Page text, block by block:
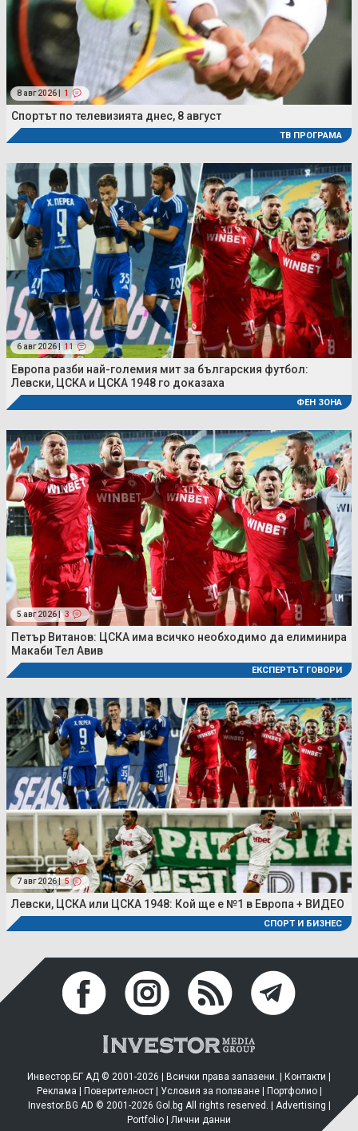
8 авг 2026 | 1
Спортът по телевизията днес, 8 август
ТВ ПРОГРАМА
6 авг 2026 | 11
Европа разби най-големия мит за българския футбол:
Левски, ЦСКА и ЦСКА 1948 го доказаха
ФЕН ЗОНА
5 авг 2026 | 3
Петър Витанов: ЦСКА има всичко необходимо да елиминира
Макаби Тел Авив
ЕКСПЕРТЪТ ГОВОРИ
7 авг 2026 | 5
Левски, ЦСКА или ЦСКА 1948: Кой ще е №1 в Европа + ВИДЕО
СПОРТ И БИЗНЕС
Инвестор.БГ АД © 2001-2026 | Всички права запазени. | Контакти
Реклама
Поверителност| Условия за ползване| Портфолио|
Investor.BG AD © 2001-2026 Gol.bg All rights reserved. | Advertising
Portfolio
Лични данни